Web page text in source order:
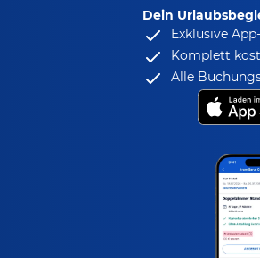
Dein
Exklusive
Komplett
Alle